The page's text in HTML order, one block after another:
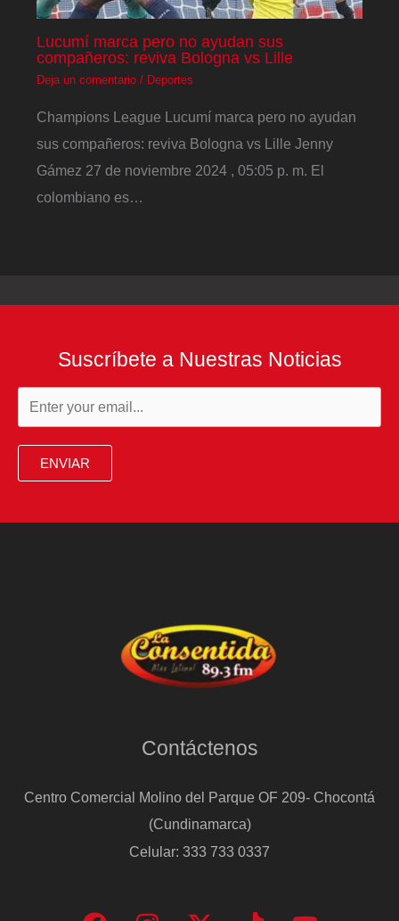
Lucumí marca pero no ayudan sus
compañeros: reviva Bologna vs Lille
Deja un comentario / Deportes
Champions League Lucumí marca pero no ayudan
sus compañeros: reviva Bologna vs Lille Jenny
Gámez 27 de noviembre 2024 , 05:05 p. m. El
colombiano es…
Suscríbete a Nuestras Noticias
ENVIAR
Contáctenos
Centro Comercial Molino del Parque OF 209- Chocontá
(Cundinamarca)
Celular: 333 733 0337